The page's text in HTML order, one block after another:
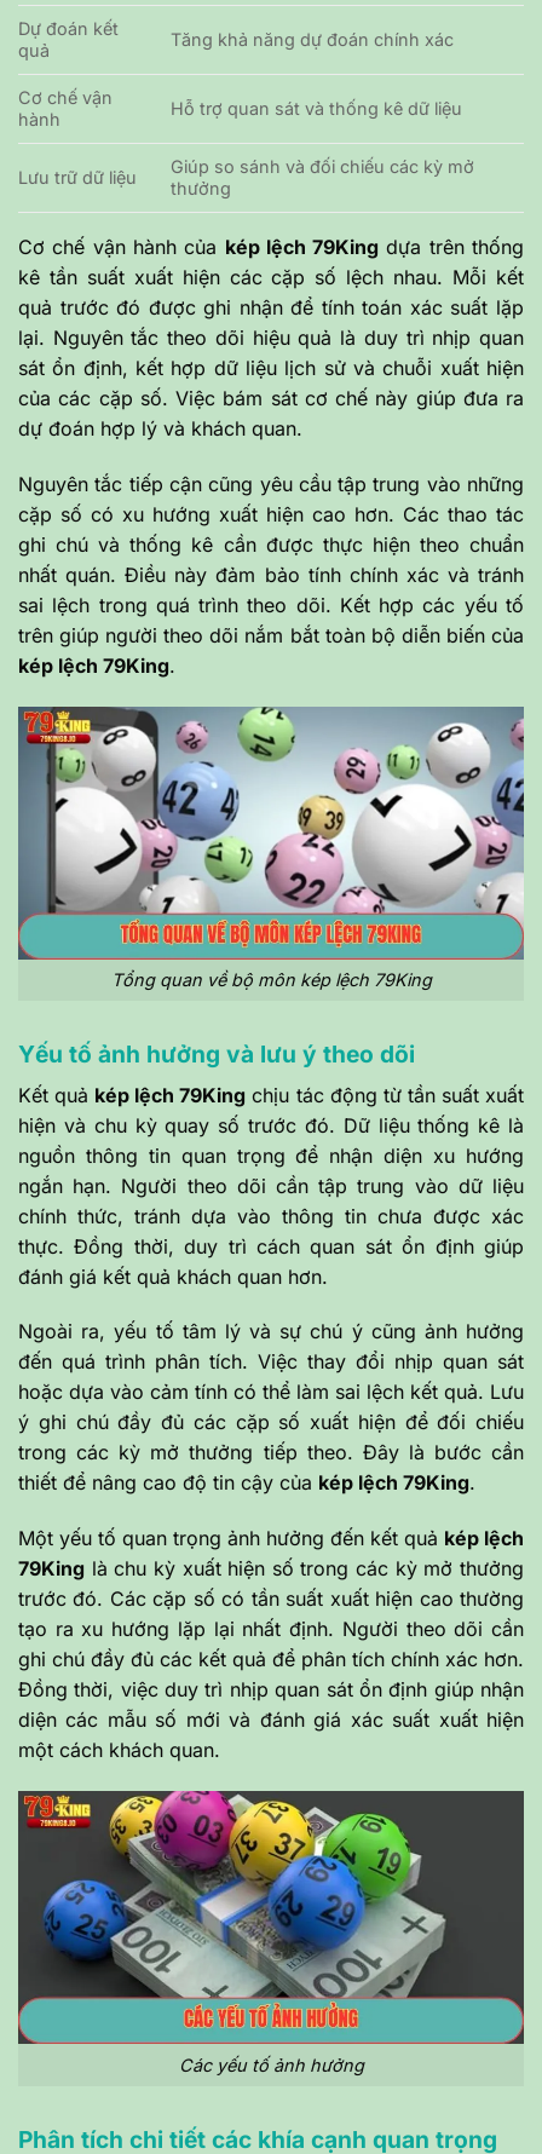
Dự đoán kết
quả
Tăng khả năng dự đoán chính xác
Cơ chế vận
hành
Hỗ trợ quan sát và thống kê dữ liệu
Lưu trữ dữ liệu
Giúp so sánh và đối chiếu các kỳ mở
thưởng
Cơ chế vận hành của kép lệch 79King dựa trên thống
kê tần suất xuất hiện các cặp số lệch nhau. Mỗi kết
quả trước đó được ghi nhận để tính toán xác suất lặp
lại. Nguyên tắc theo dõi hiệu quả là duy trì nhịp quan
sát ổn định, kết hợp dữ liệu lịch sử và chuỗi xuất hiện
của các cặp số. Việc bám sát cơ chế này giúp đưa ra
dự đoán hợp lý và khách quan.
Nguyên tắc tiếp cận cũng yêu cầu tập trung vào những
cặp số có xu hướng xuất hiện cao hơn. Các thao tác
ghi chú và thống kê cần được thực hiện theo chuẩn
nhất quán. Điều này đảm bảo tính chính xác và tránh
sai lệch trong quá trình theo dõi. Kết hợp các yếu tố
trên giúp người theo dõi nắm bắt toàn bộ diễn biến của
kép lệch 79King.
Tổng quan về bộ môn kép lệch 79King
Yếu tố ảnh hưởng và lưu ý theo dõi
Kết quả kép lệch 79King chịu tác động từ tần suất xuất
hiện và chu kỳ quay số trước đó. Dữ liệu thống kê là
nguồn thông tin quan trọng để nhận diện xu hướng
ngắn hạn. Người theo dõi cần tập trung vào dữ liệu
chính thức, tránh dựa vào thông tin chưa được xác
thực. Đồng thời, duy trì cách quan sát ổn định giúp
đánh giá kết quả khách quan hơn.
Ngoài ra, yếu tố tâm lý và sự chú ý cũng ảnh hưởng
đến quá trình phân tích. Việc thay đổi nhịp quan sát
hoặc dựa vào cảm tính có thể làm sai lệch kết quả. Lưu
ý ghi chú đầy đủ các cặp số xuất hiện để đối chiếu
trong các kỳ mở thưởng tiếp theo. Đây là bước cần
thiết để nâng cao độ tin cậy của kép lệch 79King.
Một yếu tố quan trọng ảnh hưởng đến kết quả kép lệch
79King là chu kỳ xuất hiện số trong các kỳ mở thưởng
trước đó. Các cặp số có tần suất xuất hiện cao thường
tạo ra xu hướng lặp lại nhất định. Người theo dõi cần
ghi chú đầy đủ các kết quả để phân tích chính xác hơn.
Đồng thời, việc duy trì nhịp quan sát ổn định giúp nhận
diện các mẫu số mới và đánh giá xác suất xuất hiện
một cách khách quan.
Các yếu tố ảnh hưởng
Phân tích chi tiết các khía cạnh quan trọng